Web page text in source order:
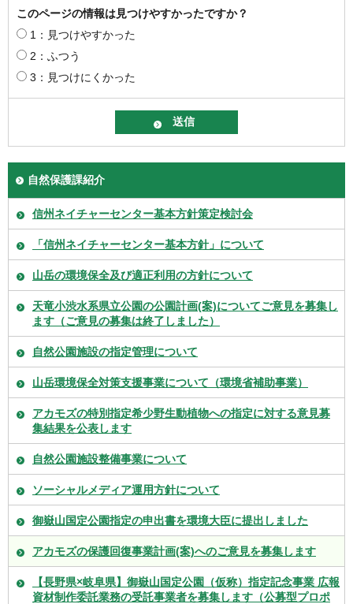
このページの情報は見つけやすかったですか？
1：見つけやすかった
2：ふつう
3：見つけにくかった
自然保護課紹介
信州ネイチャーセンター基本方針策定検討会
「信州ネイチャーセンター基本方針」について
山岳の環境保全及び適正利用の方針について
天竜小渋水系県立公園の公園計画(案)についてご意見を募集し
ます（ご意見の募集は終了しました）
自然公園施設の指定管理について
山岳環境保全対策支援事業について（環境省補助事業）
アカモズの特別指定希少野生動植物への指定に対する意見募
集結果を公表します
自然公園施設整備事業について
ソーシャルメディア運用方針について
御嶽山国定公園指定の申出書を環境大臣に提出しました
アカモズの保護回復事業計画(案)へのご意見を募集します
【長野県×岐阜県】御嶽山国定公園（仮称）指定記念事業 広報
資材制作委託業務の受託事業者を募集します（公募型プロポ